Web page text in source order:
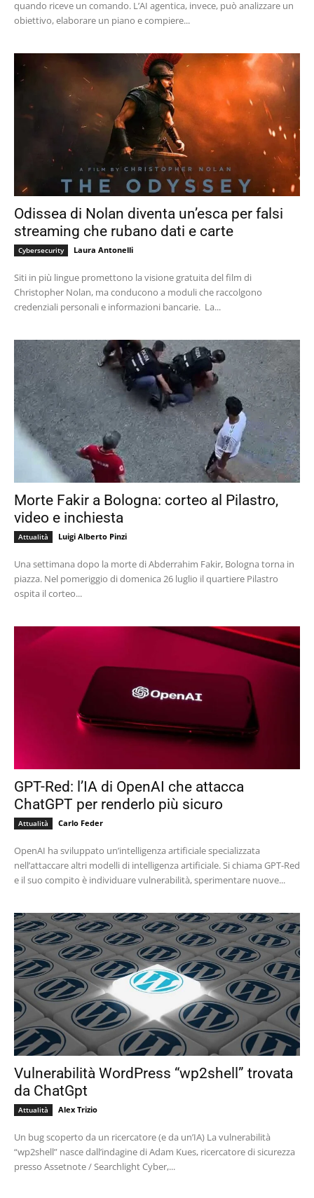
quando riceve un comando. L’AI agentica, invece, può analizzare un
obiettivo, elaborare un piano e compiere...
Odissea di Nolan diventa un’esca per falsi
streaming che rubano dati e carte
Cybersecurity Laura Antonelli
Siti in più lingue promettono la visione gratuita del film di
Christopher Nolan, ma conducono a moduli che raccolgono
credenziali personali e informazioni bancarie. La...
Morte Fakir a Bologna: corteo al Pilastro,
video e inchiesta
Attualità Luigi Alberto Pinzi
Una settimana dopo la morte di Abderrahim Fakir, Bologna torna in
piazza. Nel pomeriggio di domenica 26 luglio il quartiere Pilastro
ospita il corteo...
GPT-Red: l’IA di OpenAI che attacca
ChatGPT per renderlo più sicuro
Attualità Carlo Feder
OpenAI ha sviluppato un’intelligenza artificiale specializzata
nell’attaccare altri modelli di intelligenza artificiale. Si chiama GPT-Red
e il suo compito è individuare vulnerabilità, sperimentare nuove...
Vulnerabilità WordPress “wp2shell” trovata
da ChatGpt
Attualità Alex Trizio
Un bug scoperto da un ricercatore (e da un’IA) La vulnerabilità
“wp2shell” nasce dall’indagine di Adam Kues, ricercatore di sicurezza
presso Assetnote / Searchlight Cyber,...